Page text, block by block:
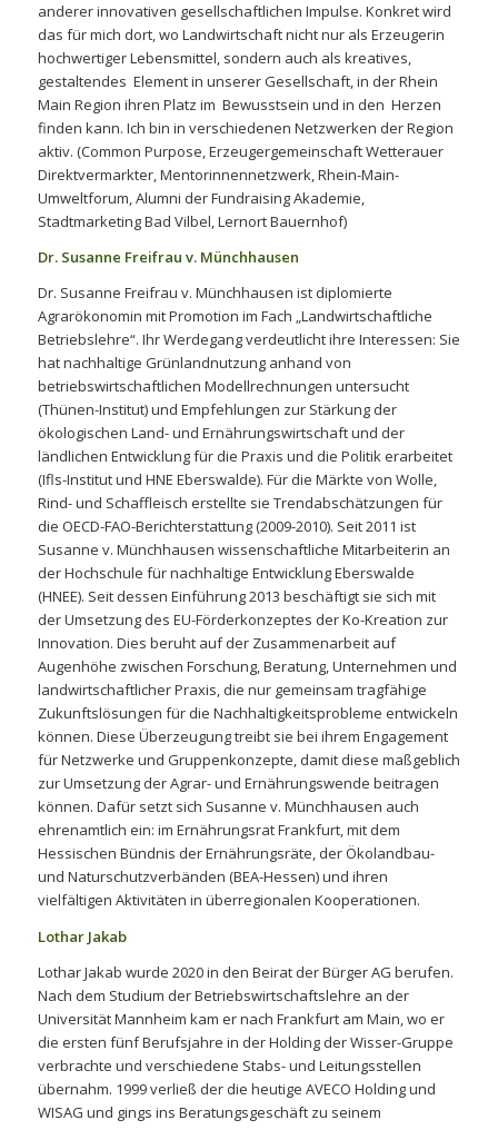
anderer innovativen gesellschaftlichen Impulse. Konkret wird
das für mich dort, wo Landwirtschaft nicht nur als Erzeugerin
hochwertiger Lebensmittel, sondern auch als kreatives,
gestaltendes Element in unserer Gesellschaft, in der Rhein
Main Region ihren Platz im Bewusstsein und in den Herzen
finden kann. Ich bin in verschiedenen Netzwerken der Region
aktiv. (Common Purpose, Erzeugergemeinschaft Wetterauer
Direktvermarkter, Mentorinnennetzwerk, Rhein-Main-
Umweltforum, Alumni der Fundraising Akademie,
Stadtmarketing Bad Vilbel, Lernort Bauernhof)
Dr. Susanne Freifrau v. Münchhausen
Dr. Susanne Freifrau v. Münchhausen ist diplomierte
Agrarökonomin mit Promotion im Fach „Landwirtschaftliche
Betriebslehre“. Ihr Werdegang verdeutlicht ihre Interessen: Sie
hat nachhaltige Grünlandnutzung anhand von
betriebswirtschaftlichen Modellrechnungen untersucht
(Thünen-Institut) und Empfehlungen zur Stärkung der
ökologischen Land- und Ernährungswirtschaft und der
ländlichen Entwicklung für die Praxis und die Politik erarbeitet
(Ifls-Institut und HNE Eberswalde). Für die Märkte von Wolle,
Rind- und Schaffleisch erstellte sie Trendabschätzungen für
die OECD-FAO-Berichterstattung (2009-2010). Seit 2011 ist
Susanne v. Münchhausen wissenschaftliche Mitarbeiterin an
der Hochschule für nachhaltige Entwicklung Eberswalde
(HNEE). Seit dessen Einführung 2013 beschäftigt sie sich mit
der Umsetzung des EU-Förderkonzeptes der Ko-Kreation zur
Innovation. Dies beruht auf der Zusammenarbeit auf
Augenhöhe zwischen Forschung, Beratung, Unternehmen und
landwirtschaftlicher Praxis, die nur gemeinsam tragfähige
Zukunftslösungen für die Nachhaltigkeitsprobleme entwickeln
können. Diese Überzeugung treibt sie bei ihrem Engagement
für Netzwerke und Gruppenkonzepte, damit diese maßgeblich
zur Umsetzung der Agrar- und Ernährungswende beitragen
können. Dafür setzt sich Susanne v. Münchhausen auch
ehrenamtlich ein: im Ernährungsrat Frankfurt, mit dem
Hessischen Bündnis der Ernährungsräte, der Ökolandbau-
und Naturschutzverbänden (BEA-Hessen) und ihren
vielfältigen Aktivitäten in überregionalen Kooperationen.
Lothar Jakab
Lothar Jakab wurde 2020 in den Beirat der Bürger AG berufen.
Nach dem Studium der Betriebswirtschaftslehre an der
Universität Mannheim kam er nach Frankfurt am Main, wo er
die ersten fünf Berufsjahre in der Holding der Wisser-Gruppe
verbrachte und verschiedene Stabs- und Leitungsstellen
übernahm. 1999 verließ der die heutige AVECO Holding und
WISAG und gings ins Beratungsgeschäft zu seinem